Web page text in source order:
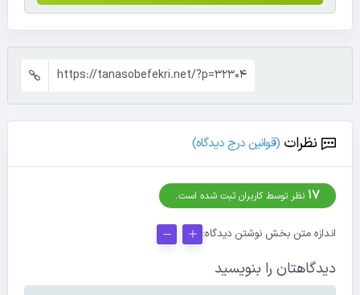
https://tanasobefekri.net/?p=32304
نظرات (قوانین درج دیدگاه)
17 نظر توسط کاربران ثبت شده است.
اندازه متن بخش نوشتن دیدگاه:
دیدگاهتان را بنویسید